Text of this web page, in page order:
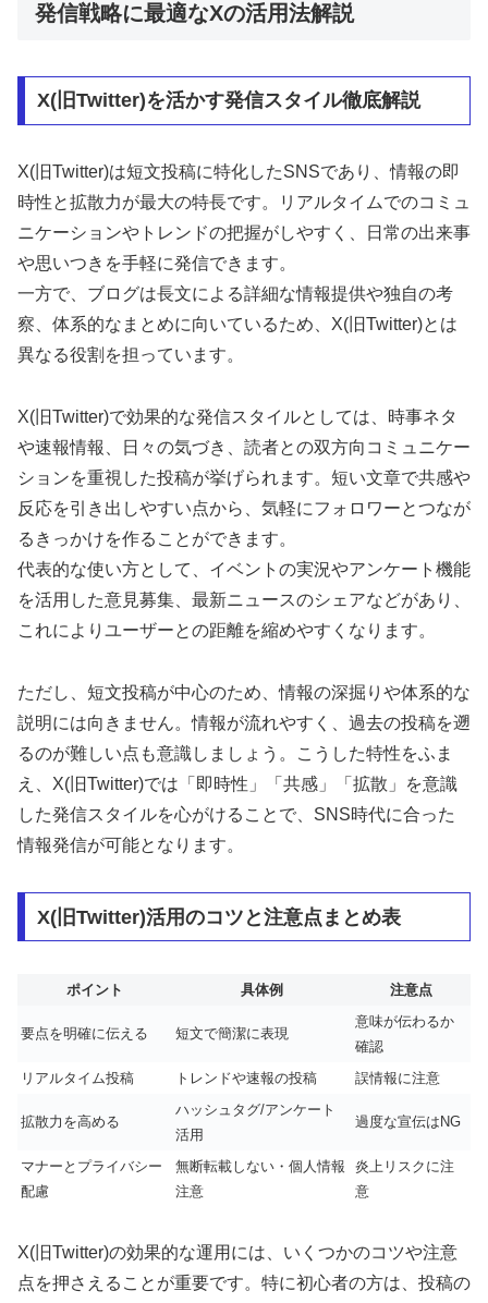
発信戦略に最適なXの活用法解説
X(旧Twitter)を活かす発信スタイル徹底解説
X(旧Twitter)は短文投稿に特化したSNSであり、情報の即
時性と拡散力が最大の特長です。リアルタイムでのコミュ
ニケーションやトレンドの把握がしやすく、日常の出来事
や思いつきを手軽に発信できます。
一方で、ブログは長文による詳細な情報提供や独自の考
察、体系的なまとめに向いているため、X(旧Twitter)とは
異なる役割を担っています。
X(旧Twitter)で効果的な発信スタイルとしては、時事ネタ
や速報情報、日々の気づき、読者との双方向コミュニケー
ションを重視した投稿が挙げられます。短い文章で共感や
反応を引き出しやすい点から、気軽にフォロワーとつなが
るきっかけを作ることができます。
代表的な使い方として、イベントの実況やアンケート機能
を活用した意見募集、最新ニュースのシェアなどがあり、
これによりユーザーとの距離を縮めやすくなります。
ただし、短文投稿が中心のため、情報の深掘りや体系的な
説明には向きません。情報が流れやすく、過去の投稿を遡
るのが難しい点も意識しましょう。こうした特性をふま
え、X(旧Twitter)では「即時性」「共感」「拡散」を意識
した発信スタイルを心がけることで、SNS時代に合った
情報発信が可能となります。
X(旧Twitter)活用のコツと注意点まとめ表
ポイント 具体例 注意点
要点を明確に伝える 短文で簡潔に表現
意味が伝わるか
確認
リアルタイム投稿
トレンドや速報の投稿 誤情報に注意
拡散力を高める
ハッシュタグ/アンケート
活用
過度な宣伝はNG
マナーとプライバシー
配慮
無断転載しない・個人情報
注意
炎上リスクに注
意
X(旧Twitter)の効果的な運用には、いくつかのコツや注意
点を押さえることが重要です。特に初心者の方は、投稿の